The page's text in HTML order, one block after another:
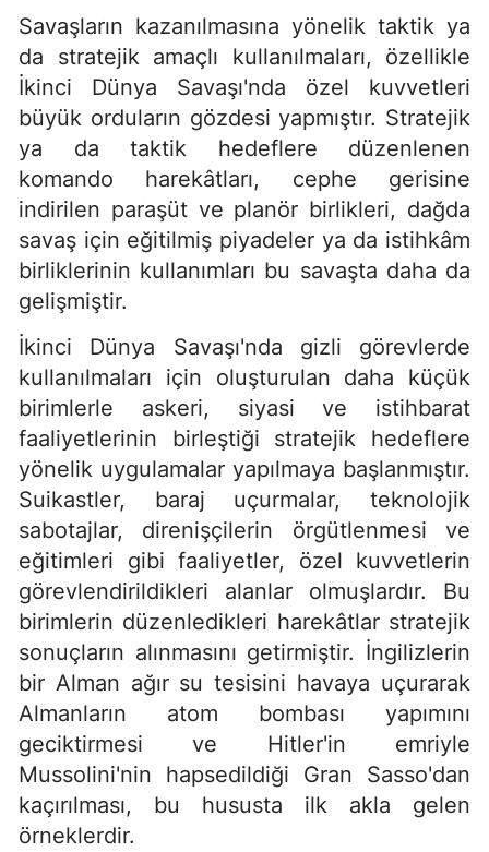
Savaşların kazanılmasına yönelik taktik ya
da stratejik amaçlı kullanılmaları, özellikle
İkinci Dünya Savaşı'nda özel kuvvetleri
büyük orduların gözdesi yapmıştır. Stratejik
ya da taktik hedeflere düzenlenen
komando harekâtları, cephe gerisine
indirilen paraşüt ve planör birlikleri, dağda
savaş için eğitilmiş piyadeler ya da istihkâm
birliklerinin kullanımları bu savaşta daha da
gelişmiştir.
İkinci Dünya Savaşı'nda gizli görevlerde
kullanılmaları için oluşturulan daha küçük
birimlerle askeri, siyasi ve istihbarat
faaliyetlerinin birleştiği stratejik hedeflere
yönelik uygulamalar yapılmaya başlanmıştır.
Suikastler, baraj uçurmalar, teknolojik
sabotajlar, direnişçilerin örgütlenmesi ve
eğitimleri gibi faaliyetler, özel kuvvetlerin
görevlendirildikleri alanlar olmuşlardır. Bu
birimlerin düzenledikleri harekâtlar stratejik
sonuçların alınmasını getirmiştir. İngilizlerin
bir Alman ağır su tesisini havaya uçurarak
Almanların atom bombası yapımını
geciktirmesi ve Hitler'in emriyle
Mussolini'nin hapsedildiği Gran Sasso'dan
kaçırılması, bu hususta ilk akla gelen
örneklerdir.